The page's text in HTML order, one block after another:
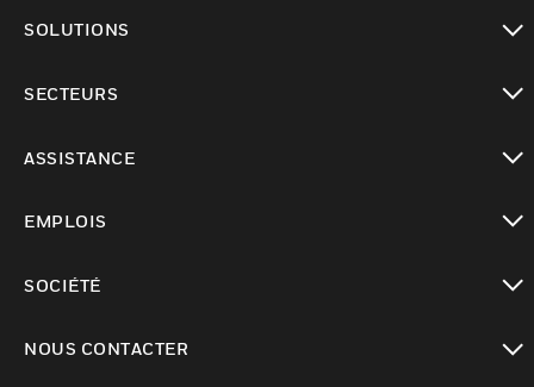
SOLUTIONS
SECTEURS
ASSISTANCE
EMPLOIS
SOCIÉTÉ
NOUS CONTACTER